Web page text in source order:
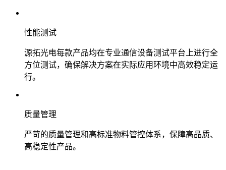
性能测试
源拓光电每款产品均在专业通信设备测试平台上进行全
方位测试，确保解决方案在实际应用环境中高效稳定运
行。
质量管理
严苛的质量管理和高标准物料管控体系，保障高品质、
高稳定性产品。